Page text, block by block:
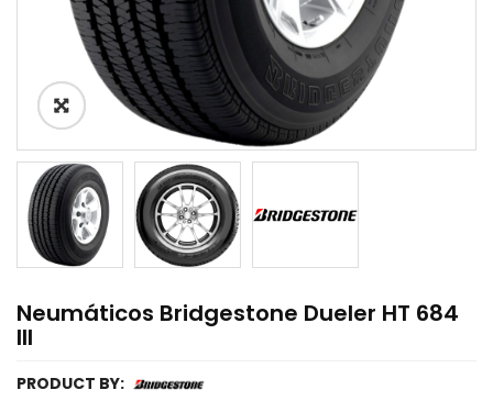
Neumáticos Bridgestone Dueler HT 684
III
PRODUCT BY: